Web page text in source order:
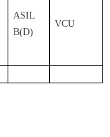
ASIL
B(D)
VCU